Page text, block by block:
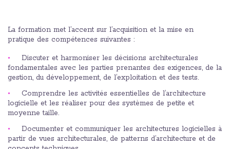
La formation met l’accent sur l’acquisition et la mise en
pratique des compétences suivantes :
Discuter et harmoniser les décisions architecturales
fondamentales avec les parties prenantes des exigences, de la
gestion, du développement, de l’exploitation et des tests.
Comprendre les activités essentielles de l’architecture
logicielle et les réaliser pour des systèmes de petite et
moyenne taille.
Documenter et communiquer les architectures logicielles à
partir de vues architecturales, de patterns d’architecture et de